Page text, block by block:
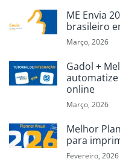
ME Envia
brasileiro
Março, 2026
Gadol +
automatize
online
Março, 2026
Melhor
para
Fevereiro, 2026